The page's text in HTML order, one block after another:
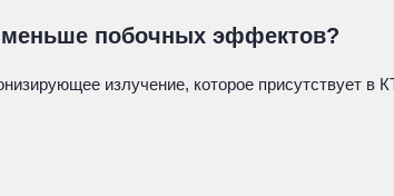
меньше побочных эффектов?
излучение, которое присутствует